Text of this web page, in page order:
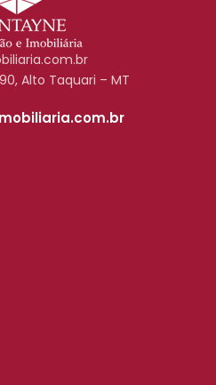
Alto Taquari – MT